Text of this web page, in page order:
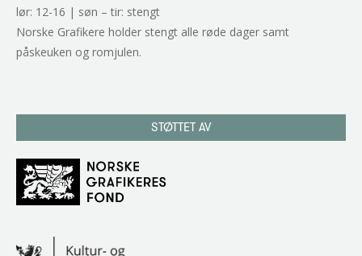
lør: 12-16 | søn – tir: stengt
Norske Grafikere holder stengt alle røde dager samt
påskeuken og romjulen.
STØTTET AV